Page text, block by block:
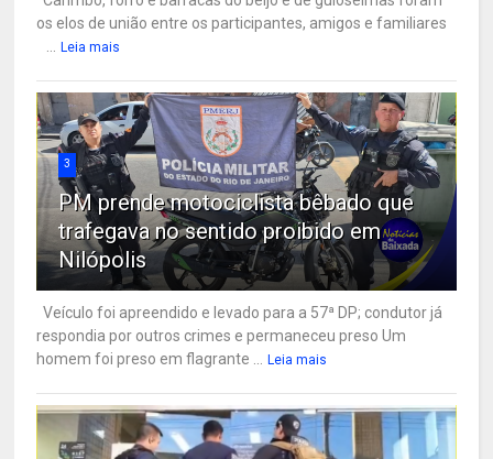
os elos de união entre os participantes, amigos e familiares
Leia mais
3
PM prende motociclista bêbado que
trafegava no sentido proibido em
Nilópolis
Veículo foi apreendido e levado para a 57ª DP; condutor já
respondia por outros crimes e permaneceu preso Um
homem foi preso em flagrante ...
Leia mais